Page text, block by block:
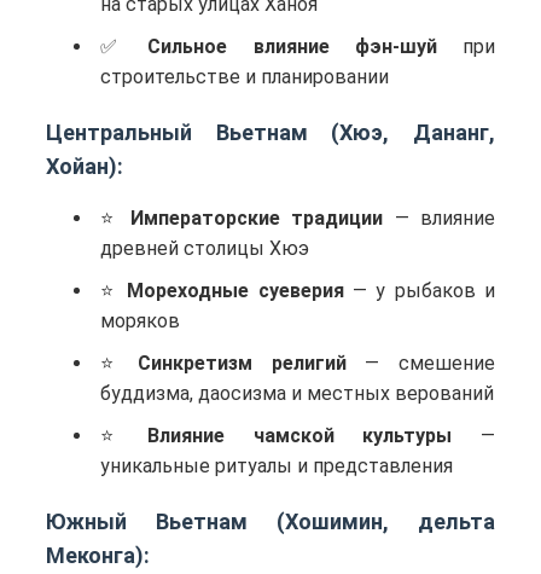
Сильное влияние фэн-шуйпри
строительстве и планировании
Центральный Вьетнам (Хюэ, Дананг,
Хойан):
Императорские традиции — влияние
древней столицы Хюэ
Мореходные суеверия— у рыбаков и
моряков
Синкретизм религий— смешение
буддизма, даосизма и местных верований
Влияние чамской культуры —
уникальные ритуалы и представления
Южный Вьетнам (Хошимин, дельта
Меконга):